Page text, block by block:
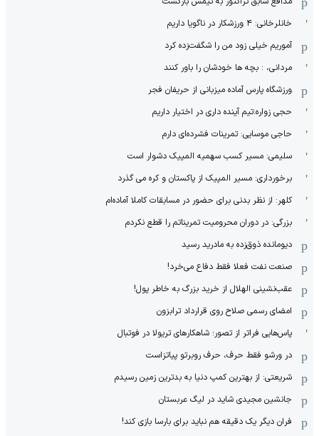
خانلرخانی: ۴ ورزشکار در ناگویا داریم
آموریم خیلی زود من را شگفت‌زده کرد
مردانی، : بچه ها خودشان را باور کنند
ورزشگاه پارس آماده میزبانی از حریفان فجر
حجی زواره:تیم آینده داری در اختیار داریم
حاجی موسایی: تمرینات فشرده‌ای دارم
سلیمی: مسیر کسب سهمیه المپیک دشوار است
برخورداری: مسیر المپیک از پاکستان و کره می گذرد
کلهر: از نظر بدنی برای حضور در مسابقات کاملا آماده‌ام
بزرگی: در دوران محرومیت تمریناتم را قطع نکردم
دیومانده ذوق‌زده به مادرید رسید
صنعت نفت فعلا فقط دفاع می‌خرد!
عقب‌نشینی الهلال از خرید بزرگ به خاطر پول!
امضای رسمی صلاح روی قرارداد ترابزون
پاس‌هایی فراتر از تصور؛ شاهکارهای تریولا در فوتبال
در ورشو فقط حرف، حرف روبرتو پیاتزاست
شریعتی: از بهترین کمپ‌ دنیا به بدترین زمین‌ رسیدم
جانشین مجیدی شاید در لیگ عربستان
فران دیگر یک دقیقه هم نباید برای بارسا بازی کند!